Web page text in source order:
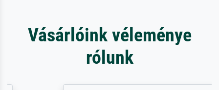
Vásárlóink véleménye
rólunk